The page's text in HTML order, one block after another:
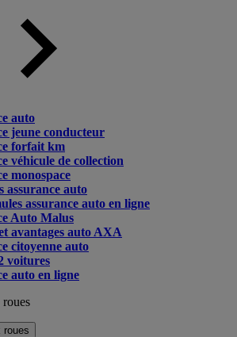
auto
jeune conducteur
forfait km
véhicule de collection
monospace
assurance auto
assurance auto en ligne
Auto Malus
avantages auto AXA
citoyenne auto
voitures
auto en ligne
roues
roues